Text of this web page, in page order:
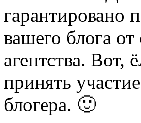
гарантировано
вашего блога
агентства. Вот,
принять
блогера. 🙂